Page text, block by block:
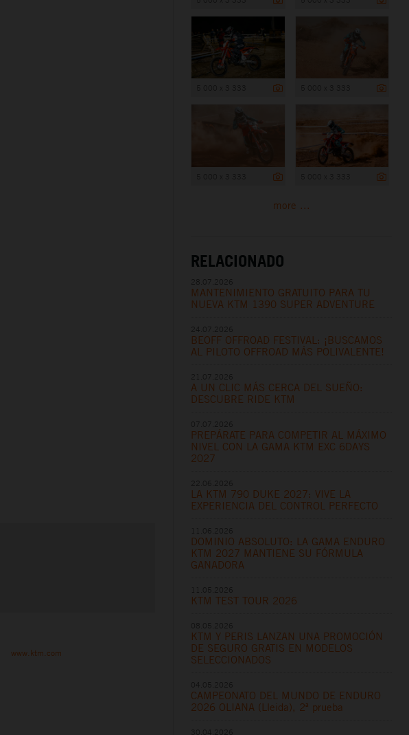
www.ktm.com
more ...
RELACIONADO
MANTENIMIENTO GRATUITO PARA TU
NUEVA KTM 1390 SUPER ADVENTURE
BEOFF OFFROAD FESTIVAL: ¡BUSCAMOS
AL PILOTO OFFROAD MÁS POLIVALENTE!
A UN CLIC MÁS CERCA DEL SUEÑO:
DESCUBRE RIDE KTM
PREPÁRATE PARA COMPETIR AL MÁXIMO
NIVEL CON LA GAMA KTM EXC 6DAYS
2027
LA KTM 790 DUKE 2027: VIVE LA
EXPERIENCIA DEL CONTROL PERFECTO
DOMINIO ABSOLUTO: LA GAMA ENDURO
KTM 2027 MANTIENE SU FÓRMULA
GANADORA
KTM TEST TOUR 2026
KTM Y PERIS LANZAN UNA PROMOCIÓN
DE SEGURO GRATIS EN MODELOS
SELECCIONADOS
CAMPEONATO DEL MUNDO DE ENDURO
2026 OLIANA (Lleida), 2ª prueba